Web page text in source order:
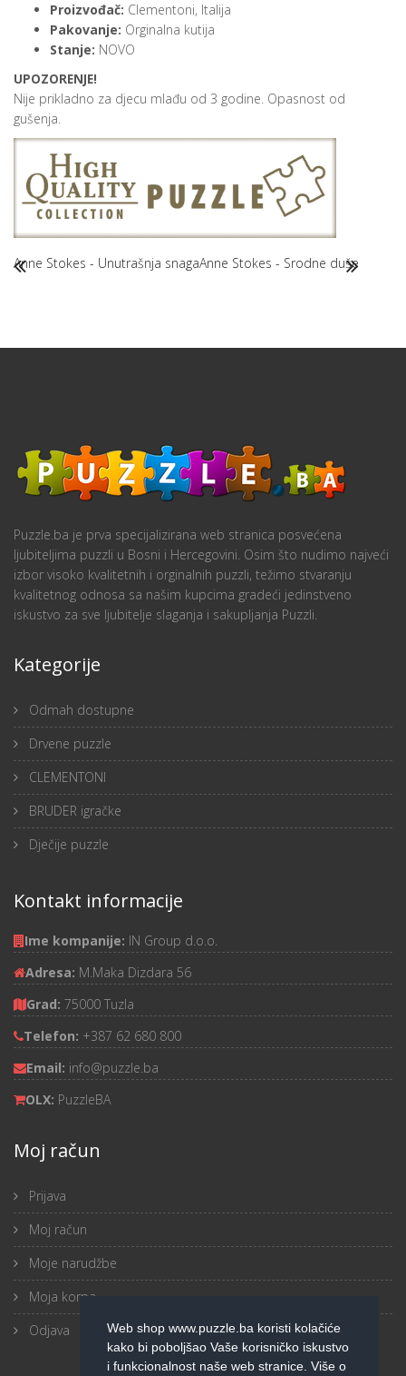
Proizvođač: Clementoni, Italija
Pakovanje: Orginalna kutija
Stanje: NOVO
UPOZORENJE!
Nije prikladno za djecu mlađu od 3 godine. Opasnost od
gušenja.
Anne Stokes - Unutrašnja snagaAnne Stokes - Srodne duše
Puzzle.ba je prva specijalizirana web stranica posvećena
ljubiteljima puzzli u Bosni i Hercegovini. Osim što nudimo najveći
izbor visoko kvalitetnih i orginalnih puzzli, težimo stvaranju
kvalitetnog odnosa sa našim kupcima gradeći jedinstveno
iskustvo za sve ljubitelje slaganja i sakupljanja Puzzli.
Kategorije
Odmah dostupne
Drvene puzzle
CLEMENTONI
BRUDER igračke
Dječije puzzle
Kontakt informacije
Ime kompanije: IN Group d.o.o.
Adresa: M.Maka Dizdara 56
Grad: 75000 Tuzla
Telefon: +387 62 680 800
Email: info@puzzle.ba
OLX: PuzzleBA
Moj račun
Prijava
Moj račun
Moje narudžbe
Moja korpa
Odjava
Web shop www.puzzle.ba koristi kolačiće
kako bi poboljšao Vaše korisničko iskustvo
i funkcionalnost naše web stranice. Više o